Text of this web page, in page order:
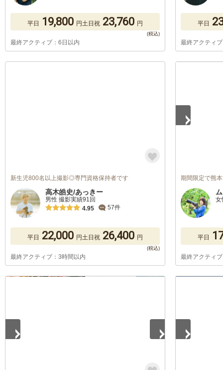
平日 19,800 円土日祝 23,760 円
最終アクティブ：6日以内
平日
最終アクティ
新生児800名以上撮影◎専門資格保持者です
高木皓史/あっきー
男性 撮影実績91回
4.95
57件
平日 22,000 円土日祝 26,400 円
最終アクティブ：3時間以内
期間限定で熊
女
平日
最終アクティ